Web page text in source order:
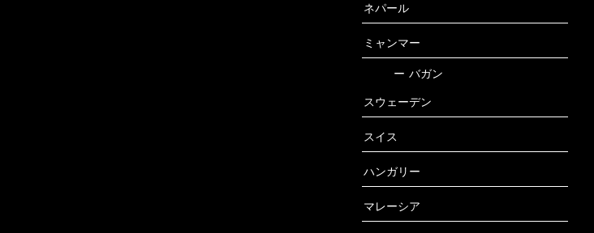
ネパール
ミャンマー
ー バガン
スウェーデン
スイス
ハンガリー
マレーシア